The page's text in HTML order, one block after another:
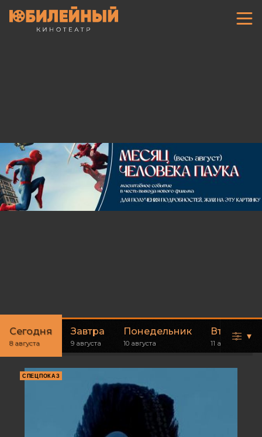
Сегодня
8 августа
Завтра
9 августа
Понедельник
10 августа
Вторник
11 августа
▾
СПЕЦПОКАЗ